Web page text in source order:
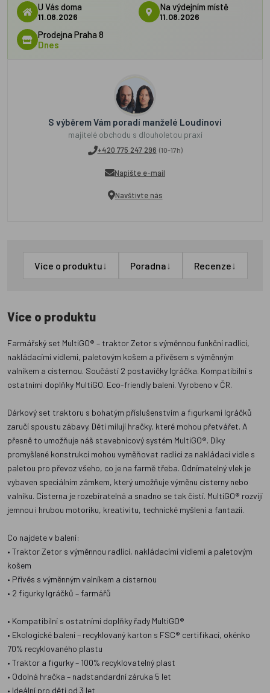
U Vás doma
11.08.2026
Na výdejním místě
11.08.2026
Prodejna Praha 8
Dnes
S výběrem Vám poradí manželé Loudínovi
majitelé obchodu s dlouholetou praxí
+420 775 247 296 (10-17h)
Napište e-mail
Navštivte nás
Více o produktu↓ Poradna↓ Recenze↓
Více o produktu
Farmářský set MultiGO® – traktor Zetor s výměnnou funkční radlicí,
nakládacími vidlemi, paletovým košem a přívěsem s výměnným
valníkem a cisternou. Součástí 2 postavičky Igráčka. Kompatibilní s
ostatními doplňky MultiGO. Eco-friendly balení. Vyrobeno v ČR.
Dárkový set traktoru s bohatým příslušenstvím a figurkami Igráčků
zaručí spoustu zábavy. Děti milují hračky, které mohou přetvářet. A
přesně to umožňuje náš stavebnicový systém MultiGO®. Díky
promyšlené konstrukci mohou vyměňovat radlici za nakládací vidle s
paletou pro převoz všeho, co je na farmě třeba. Odnímatelný vlek je
vybaven speciálním zámkem, který umožňuje výměnu cisterny nebo
valníku. Cisterna je rozebíratelná a snadno se tak čistí. MultiGO® rozvíjí
jemnou i hrubou motoriku, kreativitu, technické myšlení a fantazii.
Co najdete v balení:
• Traktor Zetor s výměnnou radlicí, nakládacími vidlemi a paletovým
košem
• Přívěs s výměnným valníkem a cisternou
• 2 figurky Igráčků – farmářů
• Kompatibilní s ostatními doplňky řady MultiGO®
• Ekologické balení – recyklovaný karton s FSC® certifikací, okénko
70% recyklovaného plastu
• Traktor a figurky – 100% recyklovatelný plast
• Odolná hračka – nadstandardní záruka 5 let
• Ideální pro děti od 3 let